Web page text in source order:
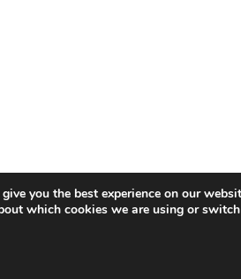
you the best experience on our
which cookies we are using or